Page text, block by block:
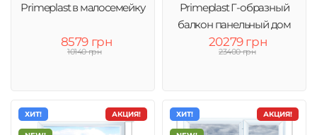
Primeplast в малосемейку
8579 грн
10140 грн
Primeplast Г-образный
балкон панельный дом
20279 грн
23400 грн
АКЦИЯ!
ХИТ! АКЦИЯ!
ХИТ!